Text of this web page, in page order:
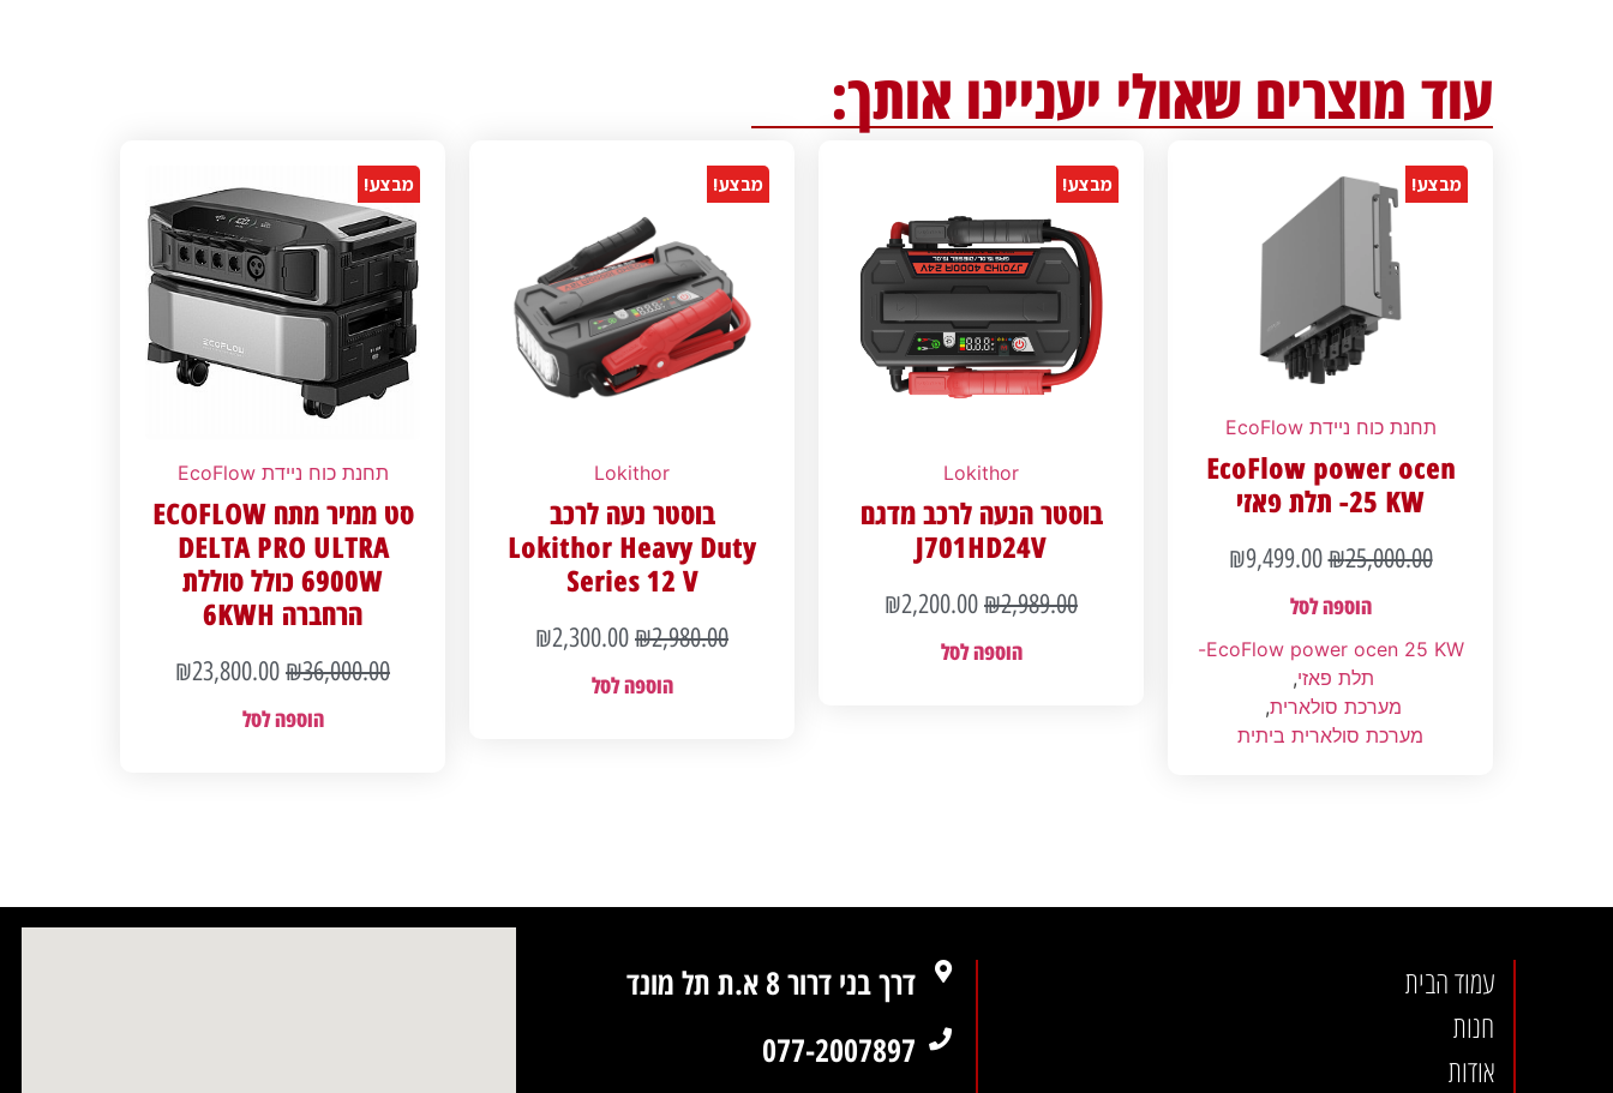
עוד מוצרים שאולי יעניינו אותך:
מבצע!
תחנת כוח ניידת EcoFlow
EcoFlow power ocen
25 KW- תלת פאזי
₪25,000.00
₪9,499.00
הוספה לסל
EcoFlow power ocen 25 KW-
תלת פאזי,
מערכת סולארית,
מערכת סולארית ביתית
מבצע!
Lokithor
בוסטר הנעה לרכב מדגם
J701HD24V
₪2,989.00
₪2,200.00
הוספה לסל
מבצע!
Lokithor
בוסטר נעה לרכב
Lokithor Heavy Duty
Series 12 V
₪2,980.00
₪2,300.00
הוספה לסל
מבצע!
תחנת כוח ניידת EcoFlow
סט ממיר מתח ECOFLOW
DELTA PRO ULTRA
6900W כולל סוללת
הרחברה 6KWH
₪36,000.00
₪23,800.00
הוספה לסל
עמוד הבית
חנות
אודות
דרך בני דרור 8 א.ת תל מונד
077-2007897